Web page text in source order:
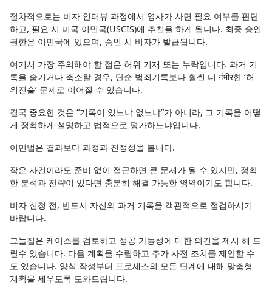
절차적으로는 비자 인터뷰 과정에서 영사가 사면 필요 여부를 판단
하고, 필요 시 미국 이민국(USCIS)에 추천을 하게 됩니다. 최종 승인
권한은 이민국에 있으며, 승인 시 비자가 발급됩니다.
여기서 가장 주의해야 할 점은 허위 기재 또는 누락입니다. 과거 기
록을 숨기거나 축소할 경우, 단순 범죄기록보다 훨씬 더 गंभीर한 ‘허
위진술’ 문제로 이어질 수 있습니다.
결국 중요한 것은 “기록이 있느냐 없느냐”가 아니라, 그 기록을 어떻
게 정확하게 설명하고 법적으로 평가하느냐입니다.
이민법은 결과보다 과정과 진정성을 봅니다.
작은 사건이라도 준비 없이 접근하면 큰 문제가 될 수 있지만, 정확
한 분석과 전략이 있다면 충분히 해결 가능한 영역이기도 합니다.
비자 신청 전, 반드시 자신의 과거 기록을 객관적으로 점검하시기
바랍니다.
그늘집은 케이스를 검토하고 성공 가능성에 대한 의견을 제시 해 드
릴수 있습니다. 다음 계획을 수립하고 추가 사전 조치를 제안할 수
도 있습니다. 양식 작성부터 프로세스의 모든 단계에 대해 맞춤형
계획을 세우도록 도와드립니다.